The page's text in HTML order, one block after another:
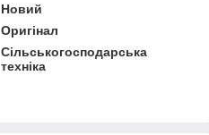
Новий
Оригінал
Сільськогосподарська
техніка